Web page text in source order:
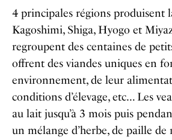
4 principales régions produisent
Kagoshimi, Shiga, Hyogo et
regroupent des centaines de
offrent des viandes uniques en
environnement, de leur
conditions d’élevage, etc… Les
au lait jusqu’à 3 mois puis
un mélange d’herbe, de paille de